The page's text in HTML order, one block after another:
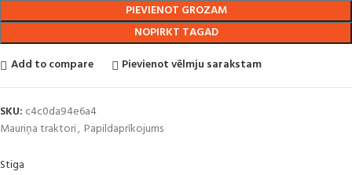
PIEVIENOT GROZAM
NOPIRKT TAGAD
Add to compare
Pievienot vēlmju sarakstam
SKU: c4c0da94e6a4
Mauriņa traktori, Papildaprīkojums
Stiga